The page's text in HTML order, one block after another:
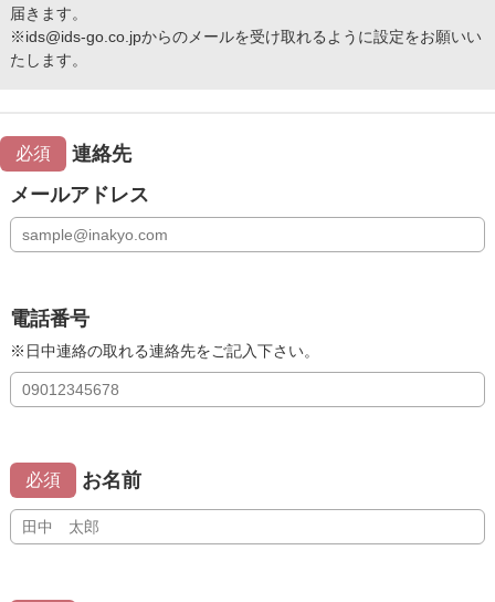
届きます。
※ids@ids-go.co.jpからのメールを受け取れるように設定をお願いい
たします。
必須
連絡先
メールアドレス
電話番号
※日中連絡の取れる連絡先をご記入下さい。
必須 お名前